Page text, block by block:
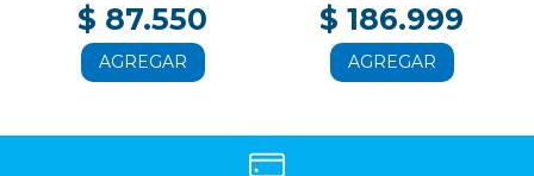
$ 87.550
AGREGAR
$ 186.999
AGREGAR